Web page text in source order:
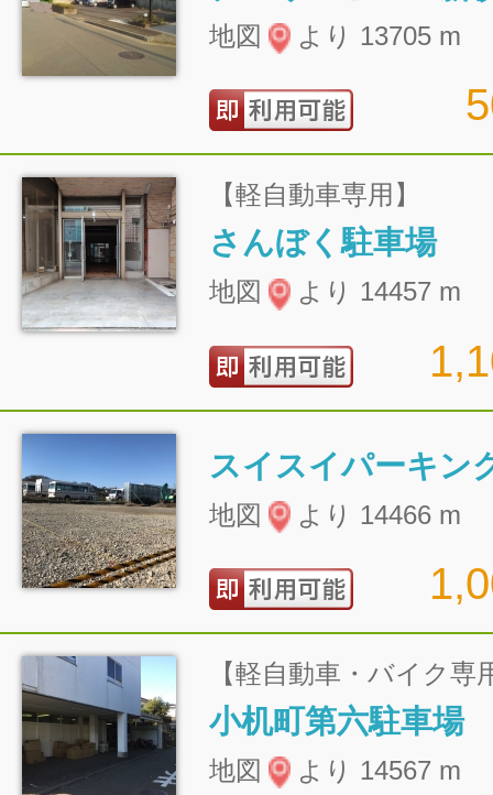
地図 より 13705 m
【軽自動車専用】
さんぼく駐車場
地図 より 14457 m
スイスイパーキン
地図 より 14466 m
【軽自動車・バイク専
小机町第六駐車場
地図 より 14567 m